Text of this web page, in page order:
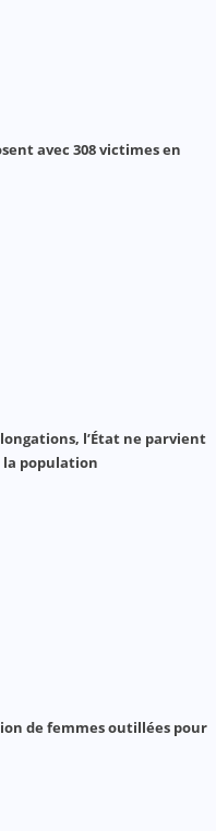
avec 308 victimes en
l’État ne parvient
la population
de femmes outillées pour